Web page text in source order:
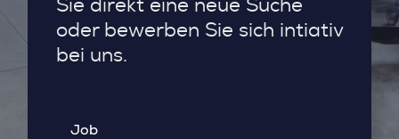
Sie direkt eine neue Suche
oder bewerben Sie sich intiativ
bei uns.